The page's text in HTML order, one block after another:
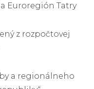
Euroregión Tatry
z rozpočtovej
a regionálneho